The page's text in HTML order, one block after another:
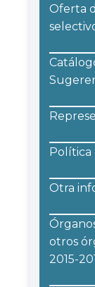
Oferta
Política
Otra
otros
2015-